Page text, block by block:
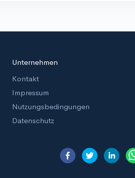
Unternehmen
Kontakt
Impressum
Nutzungsbedingungen
Datenschutz